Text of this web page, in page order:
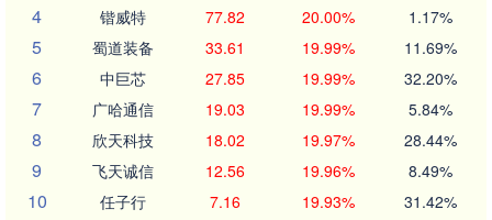
4 锴威特 77.82 20.00% 1.17%
5 蜀道装备 33.61 19.99% 11.69%
6 中巨芯 27.85 19.99% 32.20%
7 广哈通信 19.03 19.99% 5.84%
8 欣天科技 18.02 19.97% 28.44%
9 飞天诚信 12.56 19.96% 8.49%
10 任子行 7.16 19.93% 31.42%